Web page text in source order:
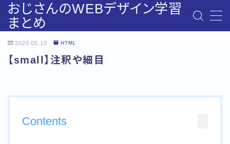
おじさんのWEBデザイン学習
まとめ
みいとのプロフィール
プライバシーポリシー
有料記事の決済完了ページ
2020.05.10 HTML
【small】注釈や細目
Contents